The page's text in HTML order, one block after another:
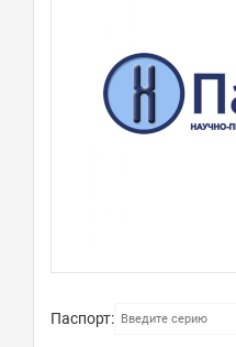
Паспорт: